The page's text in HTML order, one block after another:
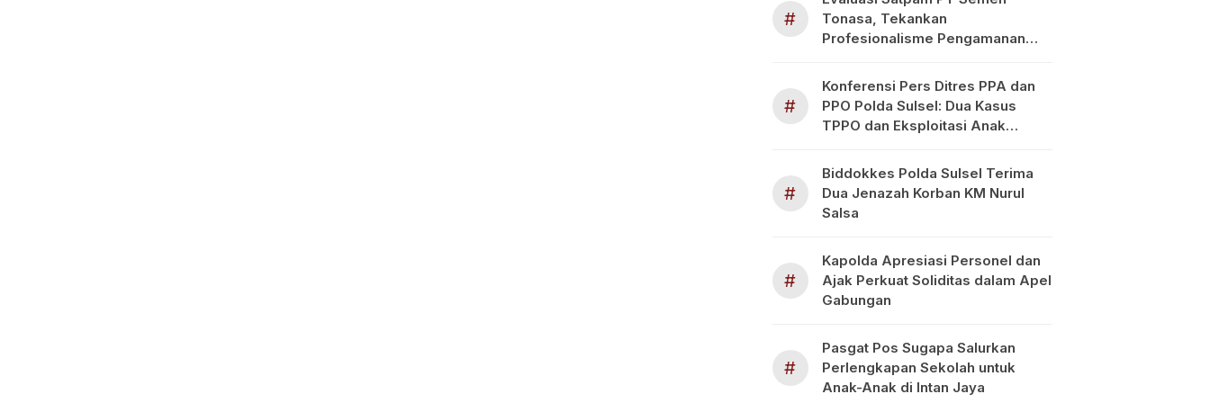
#
Tonasa, Tekankan
Profesionalisme Pengamanan
#
Konferensi Pers Ditres PPA dan
PPO Polda Sulsel: Dua Kasus
TPPO dan Eksploitasi Anak
#
Biddokkes Polda Sulsel Terima
Dua Jenazah Korban KM Nurul
Salsa
#
Kapolda Apresiasi Personel dan
Ajak Perkuat Soliditas dalam Apel
Gabungan
#
Pasgat Pos Sugapa Salurkan
Perlengkapan Sekolah untuk
Anak-Anak di Intan Jaya